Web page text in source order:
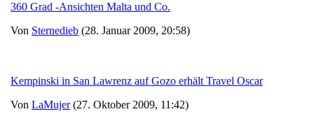
360 Grad -Ansichten Malta und Co.
Von Sternedieb (28. Januar 2009, 20:58)
Kempinski in San Lawrenz auf Gozo erhält Travel Oscar
Von LaMujer(27. Oktober 2009, 11:42)